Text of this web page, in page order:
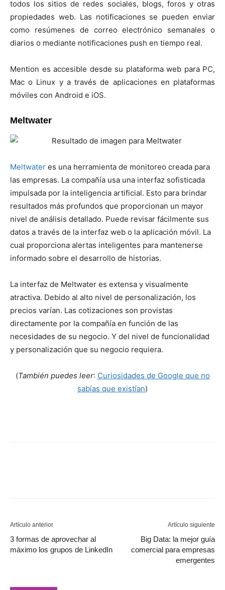
todos los sitios de redes sociales, blogs, foros y otras
propiedades web. Las notificaciones se pueden enviar
como resúmenes de correo electrónico semanales o
diarios o mediante notificaciones push en tiempo real.
Mention es accesible desde su plataforma web para PC,
Mac o Linux y a través de aplicaciones en plataformas
móviles con Android e iOS.
Meltwater
Meltwater es una herramienta de monitoreo creada para
las empresas. La compañía usa una interfaz sofisticada
impulsada por la inteligencia artificial. Esto para brindar
resultados más profundos que proporcionan un mayor
nivel de análisis detallado. Puede revisar fácilmente sus
datos a través de la interfaz web o la aplicación móvil. La
cual proporciona alertas inteligentes para mantenerse
informado sobre el desarrollo de historias.
La interfaz de Meltwater es extensa y visualmente
atractiva. Debido al alto nivel de personalización, los
precios varían. Las cotizaciones son provistas
directamente por la compañía en función de las
necesidades de su negocio. Y del nivel de funcionalidad
y personalización que su negocio requiera.
(También puedes leer: Curiosidades de Google que no
sabías que existían)
Artículo anterior
3 formas de aprovechar al
máximo los grupos de LinkedIn
Artículo siguiente
Big Data: la mejor guía
comercial para empresas
emergentes